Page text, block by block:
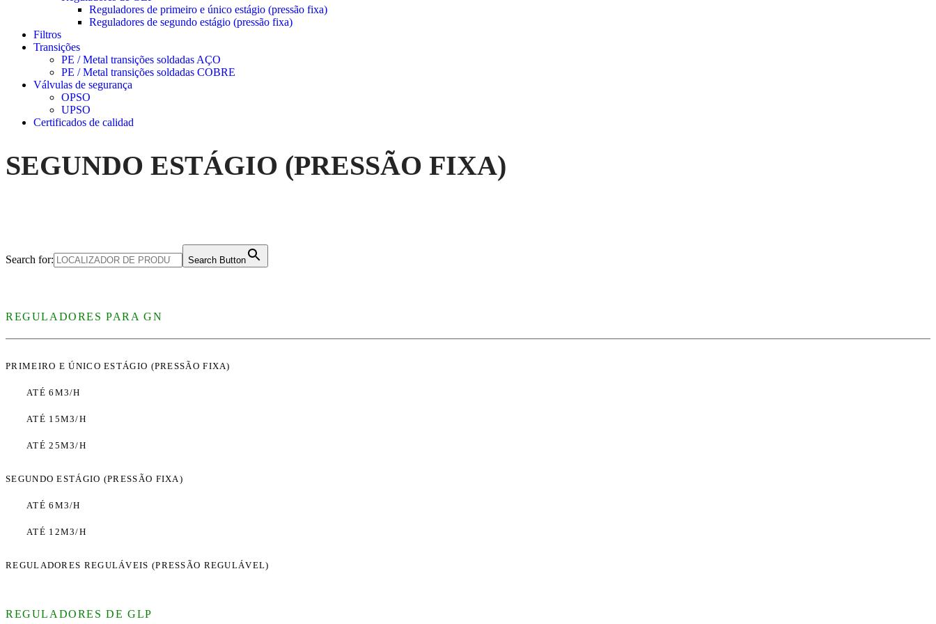
Reguladores de primeiro e único estágio (pressão fixa)
Reguladores de segundo estágio (pressão fixa)
Filtros
Transições
PE / Metal transições soldadas AÇO
PE / Metal transições soldadas COBRE
Válvulas de segurança
OPSO
UPSO
Certificados de calidad
SEGUNDO ESTÁGIO (PRESSÃO FIXA)
Search for: Search Button
REGULADORES PARA GN
PRIMEIRO E ÚNICO ESTÁGIO (PRESSÃO FIXA)
ATÉ 6M3/H
ATÉ 15M3/H
ATÉ 25M3/H
SEGUNDO ESTÁGIO (PRESSÃO FIXA)
ATÉ 6M3/H
ATÉ 12M3/H
REGULADORES REGULÁVEIS (PRESSÃO REGULÁVEL)
REGULADORES DE GLP